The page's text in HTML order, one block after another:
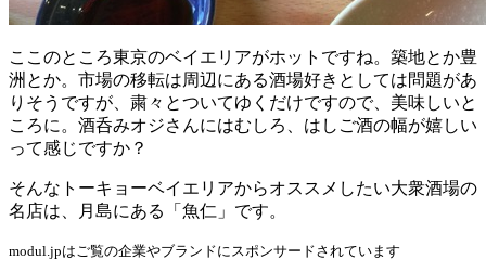
ここのところ東京のベイエリアがホットですね。築地とか豊
洲とか。市場の移転は周辺にある酒場好きとしては問題があ
りそうですが、粛々とついてゆくだけですので、美味しいと
ころに。酒呑みオジさんにはむしろ、はしご酒の幅が嬉しい
って感じですか？
そんなトーキョーベイエリアからオススメしたい大衆酒場の
名店は、月島にある「魚仁」です。
modul.jpはご覧の企業やブランドにスポンサードされています